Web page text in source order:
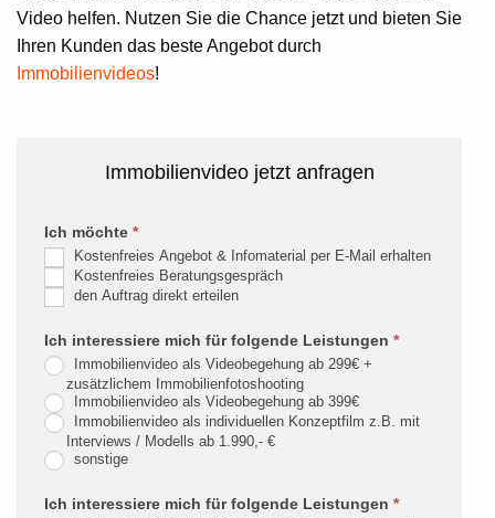
Video helfen. Nutzen Sie die Chance jetzt und bieten Sie
Ihren Kunden das beste Angebot durch
Immobilienvideos!
Immobilienvideo jetzt anfragen
Immobilienvideo
Ich möchte *
Kostenfreies Angebot & Infomaterial per E-Mail erhalten
Kostenfreies Beratungsgespräch
den Auftrag direkt erteilen
Ich interessiere mich für folgende Leistungen *
Immobilienvideo als Videobegehung ab 299€ +
zusätzlichem Immobilienfotoshooting
Immobilienvideo als Videobegehung ab 399€
Immobilienvideo als individuellen Konzeptfilm z.B. mit
Interviews / Modells ab 1.990,- €
sonstige
Ich interessiere mich für folgende Leistungen *
Falls
Du
menschlich
lasse
dieses
Feld
leer.